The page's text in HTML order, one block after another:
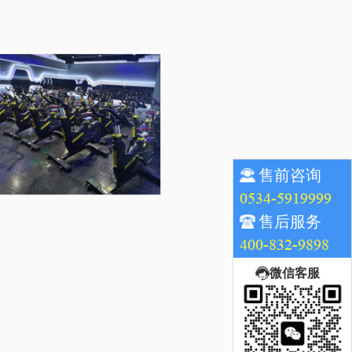
售前咨询
0534-5919999
售后服务
400-832-9898
微信客服